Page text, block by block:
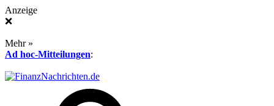
Anzeige
❌
Mehr »
Ad hoc-Mitteilungen: